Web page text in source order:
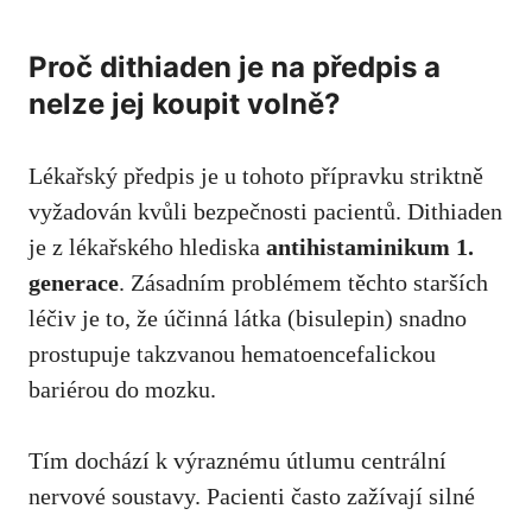
Proč dithiaden je na předpis a
nelze jej koupit volně?
Lékařský předpis je u tohoto přípravku striktně
vyžadován kvůli bezpečnosti pacientů. Dithiaden
je z lékařského hlediska antihistaminikum 1.
generace. Zásadním problémem těchto starších
léčiv je to, že účinná látka (bisulepin) snadno
prostupuje takzvanou hematoencefalickou
bariérou do mozku.
Tím dochází k výraznému útlumu centrální
nervové soustavy. Pacienti často zažívají silné